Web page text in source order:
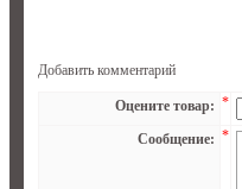
Добавить комментарий
Оцените товар: *
Сообщение: *